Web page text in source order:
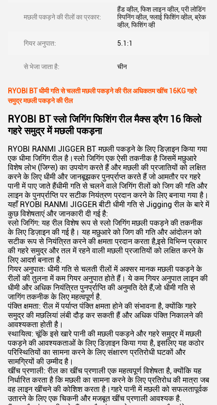
मछली पकड़ने की रीलों का प्रकार:
हैंड व्हील, फिश लाइन व्हील, प्री लोडिंग
स्पिनिंग व्हील, फ्लाई फिशिंग व्हील, ब्रेक
व्हील, फिशिंग व्ही
गियर अनुपात: 5.1:1
से भेजा जाता है: चीन
RYOBI BT धीमी गति से चलती मछली पकड़ने की रील अधिकतम खींच 16KG गहरे
समुद्र मछली पकड़ने की रील
RYOBI BT स्लो जिगिंग फिशिंग रील मैक्स ड्रैग 16 किलो
गहरे समुद्र में मछली पकड़ना
RYOBI RANMI JIGGER BT मछली पकड़ने के लिए डिज़ाइन किया गया
एक धीमा जिगिंग रील है।स्लो जिगिंग एक ऐसी तकनीक है जिसमें मछुआरे
विशेष लोभ (जिग्स) का उपयोग करते हैं और मछली की प्रजातियों को लक्षित
करने के लिए धीमी और जानबूझकर पुनर्प्राप्त करते हैं जो आमतौर पर गहरे
पानी में पाए जाते हैंधीमी गति से चलने वाले जिगिंग रीलों को जिग की गति और
लाइन के पुनर्प्राप्ति पर सटीक नियंत्रण प्रदान करने के लिए बनाया गया है।
यहाँ RYOBI RANMI JIGGER बीटी धीमी गति से Jigging रील के बारे में
कुछ विशेषताएं और जानकारी दी गई है:
स्लो जिगिंग: यह रील विशेष रूप से स्लो जिगिंग मछली पकड़ने की तकनीक
के लिए डिज़ाइन की गई है। यह मछुआरे को जिग की गति और आंदोलन को
सटीक रूप से नियंत्रित करने की क्षमता प्रदान करता है,इसे विभिन्न प्रकार
की गहरे समुद्र और तल में रहने वाली मछली प्रजातियों को लक्षित करने के
लिए आदर्श बनाता है.
गियर अनुपातः धीमी गति से चलती रीलों में अक्सर मानक मछली पकड़ने के
रीलों की तुलना में कम गियर अनुपात होते हैं। ये कम गियर अनुपात लाइन की
धीमी और अधिक नियंत्रित पुनर्प्राप्ति की अनुमति देते हैं,जो धीमी गति से
जागिंग तकनीक के लिए महत्वपूर्ण है.
पंक्ति क्षमता: रील में पर्याप्त पंक्ति क्षमता होने की संभावना है, क्योंकि गहरे
समुद्र की मछलियां लंबी दौड़ कर सकती हैं और अधिक पंक्ति निकालने की
आवश्यकता होती है।
स्थायित्व: चूंकि इसे खारे पानी की मछली पकड़ने और गहरे समुद्र में मछली
पकड़ने की आवश्यकताओं के लिए डिज़ाइन किया गया है, इसलिए यह कठोर
परिस्थितियों का सामना करने के लिए संक्षारण प्रतिरोधी घटकों और
सामग्रियों की उम्मीद है।
खींच प्रणाली: रील का खींच प्रणाली एक महत्वपूर्ण विशेषता है, क्योंकि यह
निर्धारित करता है कि मछली का सामना करने के लिए प्रतिरोध की मात्रा जब
वह लाइन खींचने की कोशिश करता है।गहरे पानी में मछली को सफलतापूर्वक
उतारने के लिए एक चिकनी और मजबूत खींच प्रणाली आवश्यक है.